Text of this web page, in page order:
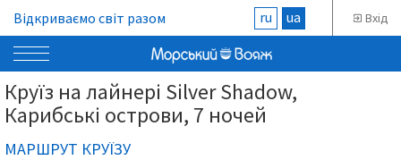
Відкриваємо світ разом ru ua Вхід
Круїз на лайнері Silver Shadow,
Карибські острови, 7 ночей
МАРШРУТ КРУЇЗУ